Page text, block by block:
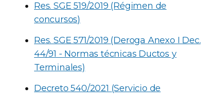
Res. SGE 519/2019 (Régimen de
concursos)
Res. SGE 571/2019 (Deroga Anexo I Dec.
44/91 - Normas técnicas Ductos y
Terminales)
Decreto 540/2021 (Servicio de